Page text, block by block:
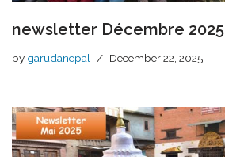
newsletter Décembre 2025
by garudanepal December 22, 2025